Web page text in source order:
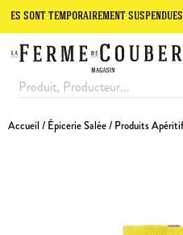
suspendues. Merci
Accueil / Épicerie Salée/ Produits